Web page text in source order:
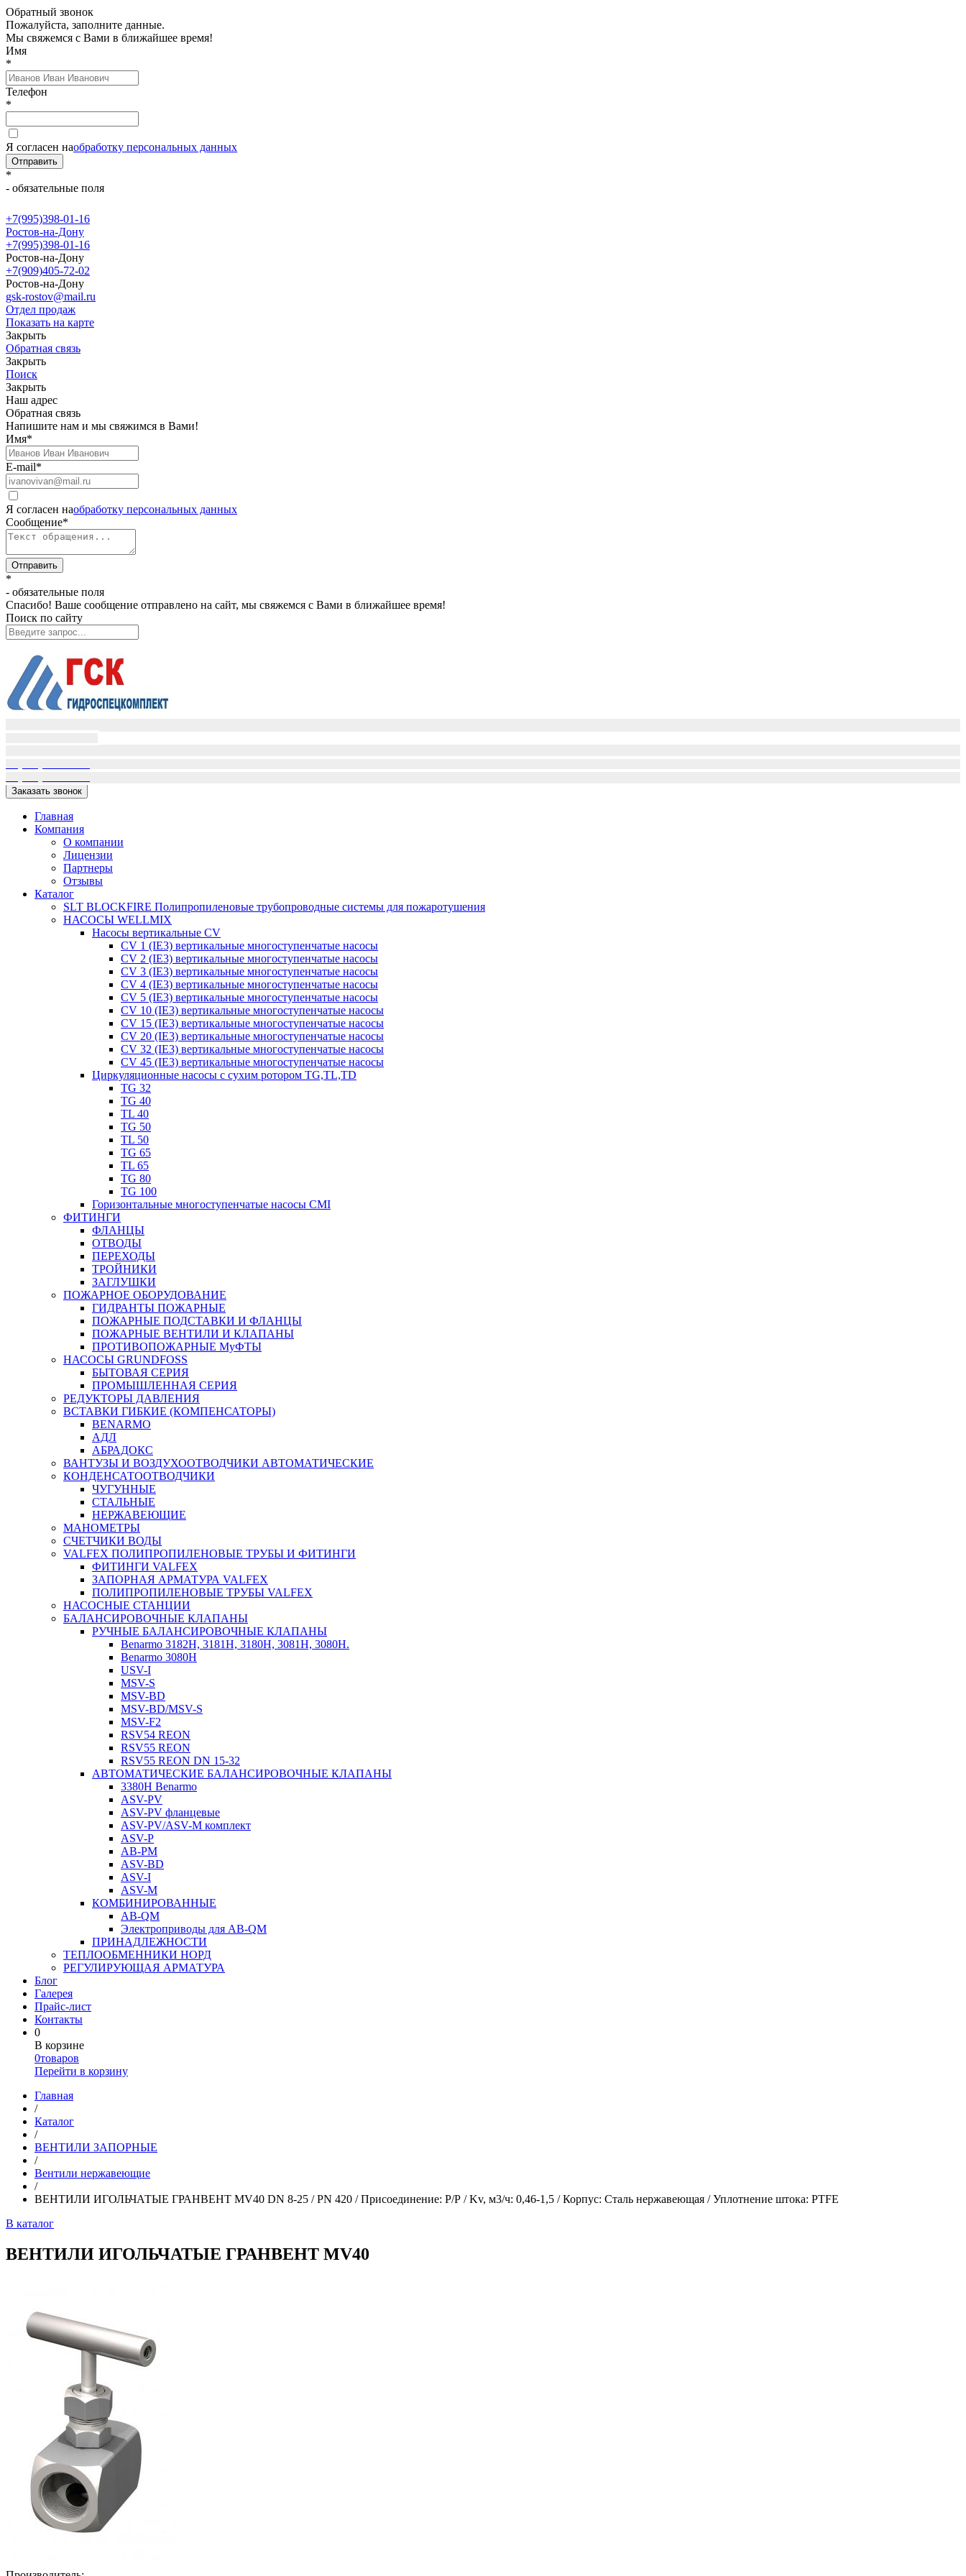
Обратный звонок
Пожалуйста, заполните данные.
Мы свяжемся с Вами в ближайшее время!
Имя
*
Телефон
*
Я согласен наобработку персональных данных
Отправить
*
- обязательные поля
+7(995)398-01-16
Ростов-на-Дону
+7(995)398-01-16
Ростов-на-Дону
+7(909)405-72-02
Ростов-на-Дону
gsk-rostov@mail.ru
Отдел продаж
Показать на карте
Закрыть
Обратная связь
Закрыть
Поиск
Закрыть
Наш адрес
Обратная связь
Напишите нам и мы свяжимся в Вами!
Имя*
E-mail*
Я согласен наобработку персональных данных
Сообщение*
Отправить
*
- обязательные поля
Спасибо! Ваше сообщение отправлено на сайт, мы свяжемся с Вами в ближайшее время!
Поиск по сайту
Заказать звонок
Главная
Компания
О компании
Лицензии
Партнеры
Отзывы
Каталог
SLT BLOCKFIRE Полипропиленовые трубопроводные системы для пожаротушения
НАСОСЫ WELLMIX
Насосы вертикальные CV
CV 1 (IE3) вертикальные многоступенчатые насосы
CV 2 (IE3) вертикальные многоступенчатые насосы
CV 3 (IE3) вертикальные многоступенчатые насосы
CV 4 (IE3) вертикальные многоступенчатые насосы
CV 5 (IE3) вертикальные многоступенчатые насосы
CV 10 (IE3) вертикальные многоступенчатые насосы
CV 15 (IE3) вертикальные многоступенчатые насосы
CV 20 (IE3) вертикальные многоступенчатые насосы
CV 32 (IE3) вертикальные многоступенчатые насосы
CV 45 (IE3) вертикальные многоступенчатые насосы
Циркуляционные насосы с сухим ротором TG,TL,TD
TG 32
TG 40
TL 40
TG 50
TL 50
TG 65
TL 65
TG 80
TG 100
Горизонтальные многоступенчатые насосы CMI
ФИТИНГИ
ФЛАНЦЫ
ОТВОДЫ
ПЕРЕХОДЫ
ТРОЙНИКИ
ЗАГЛУШКИ
ПОЖАРНОЕ ОБОРУДОВАНИЕ
ГИДРАНТЫ ПОЖАРНЫЕ
ПОЖАРНЫЕ ПОДСТАВКИ И ФЛАНЦЫ
ПОЖАРНЫЕ ВЕНТИЛИ И КЛАПАНЫ
ПРОТИВОПОЖАРНЫЕ МуФТЫ
НАСОСЫ GRUNDFOSS
БЫТОВАЯ СЕРИЯ
ПРОМЫШЛЕННАЯ СЕРИЯ
РЕДУКТОРЫ ДАВЛЕНИЯ
ВСТАВКИ ГИБКИЕ (КОМПЕНСАТОРЫ)
BENARMO
АДЛ
АБРАДОКС
ВАНТУЗЫ И ВОЗДУХООТВОДЧИКИ АВТОМАТИЧЕСКИЕ
КОНДЕНСАТООТВОДЧИКИ
ЧУГУННЫЕ
СТАЛЬНЫЕ
НЕРЖАВЕЮЩИЕ
МАНОМЕТРЫ
СЧЕТЧИКИ ВОДЫ
VALFEX ПОЛИПРОПИЛЕНОВЫЕ ТРУБЫ И ФИТИНГИ
ФИТИНГИ VALFEX
ЗАПОРНАЯ АРМАТУРА VALFEX
ПОЛИПРОПИЛЕНОВЫЕ ТРУБЫ VALFEX
НАСОСНЫЕ СТАНЦИИ
БАЛАНСИРОВОЧНЫЕ КЛАПАНЫ
РУЧНЫЕ БАЛАНСИРОВОЧНЫЕ КЛАПАНЫ
Benarmo 3182H, 3181Н, 3180Н, 3081Н, 3080Н.
Benarmo 3080H
USV-I
MSV-S
MSV-BD
MSV-BD/MSV-S
MSV-F2
RSV54 REON
RSV55 REON
RSV55 REON DN 15-32
АВТОМАТИЧЕСКИЕ БАЛАНСИРОВОЧНЫЕ КЛАПАНЫ
3380H Benarmo
ASV-PV
ASV-PV фланцевые
ASV-PV/ASV-M комплект
ASV-P
AB-PM
ASV-BD
ASV-I
ASV-M
КОМБИНИРОВАННЫЕ
AB-QM
Электроприводы для AB-QM
ПРИНАДЛЕЖНОСТИ
ТЕПЛООБМЕННИКИ НОРД
РЕГУЛИРУЮЩАЯ АРМАТУРА
Блог
Галерея
Прайс-лист
Контакты
0
В корзине
0товаров
Перейти в корзину
Главная
/
Каталог
/
ВЕНТИЛИ ЗАПОРНЫЕ
/
Вентили нержавеющие
/
ВЕНТИЛИ ИГОЛЬЧАТЫЕ ГРАНВЕНТ MV40 DN 8-25 / PN 420 / Присоединение: Р/Р / Kv, м3/ч: 0,46-1,5 / Корпус: Сталь нержавеющая / Уплотнение штока: PTFE
В каталог
ВЕНТИЛИ ИГОЛЬЧАТЫЕ ГРАНВЕНТ MV40